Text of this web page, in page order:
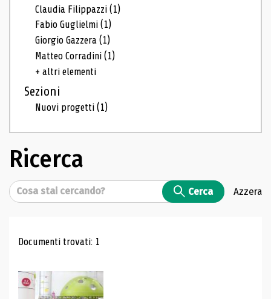
Claudia Filippazzi(1)
Fabio Guglielmi(1)
Giorgio Gazzera(1)
Matteo Corradini(1)
+ altri elementi
Sezioni
Nuovi progetti(1)
Ricerca
Cerca Cerca Azzera
Risultati di ricerca
Documenti trovati: 1